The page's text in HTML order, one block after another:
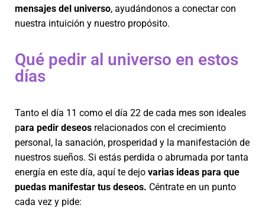
mensajes del universo, ayudándonos a conectar con
nuestra intuición y nuestro propósito.
Qué pedir al universo en estos
días
Tanto el día 11 como el día 22 de cada mes son ideales
para pedir deseos relacionados con el crecimiento
personal, la sanación, prosperidad y la manifestación de
nuestros sueños. Si estás perdida o abrumada por tanta
energía en este día, aquí te dejo varias ideas para que
puedas manifestar tus deseos. Céntrate en un punto
cada vez y pide: